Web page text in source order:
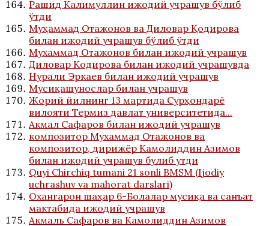
Рашид Калимуллин ижодий учрашув бўлиб
ўтди
Муҳаммад Отажонов ва Диловар Қодирова
билан ижодий учрашув бўлиб ўтди
Мухаммад Отажонов билан ижодий учрашув
Диловар Кодирова билан ижодий учрашувда
Нурали Эркаев билан ижодий учрашув
Мусиқашунослар билан учрашув
Жорий йилнинг 13 мартида Сурҳондарё
вилояти Термиз давлат университетида...
Акмал Сафаров билан ижодий учрашув
композитор Мухаммад Отажонов ва
композитор, дирижёр Камолиддин Азимов
билан ижодий учрашув булиб утди
Quyi Chirchiq tumani 21 sonli BMSM (Ijodiy
uchrashuv va mahorat darslari)
Охангарон шаҳар 6-Болалар мусиқа ва санъат
мактабида ижодий учрашув
Акмаль Сафаров ва Камолиддин Азимов